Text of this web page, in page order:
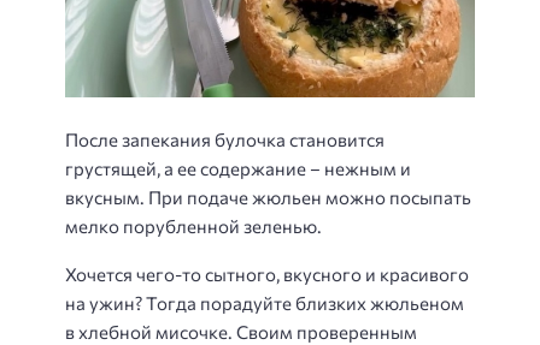
После запекания булочка становится
грустящей, а ее содержание – нежным и
вкусным. При подаче жюльен можно посыпать
мелко порубленной зеленью.
Хочется чего-то сытного, вкусного и красивого
на ужин? Тогда порадуйте близких жюльеном
в хлебной мисочке. Своим проверенным